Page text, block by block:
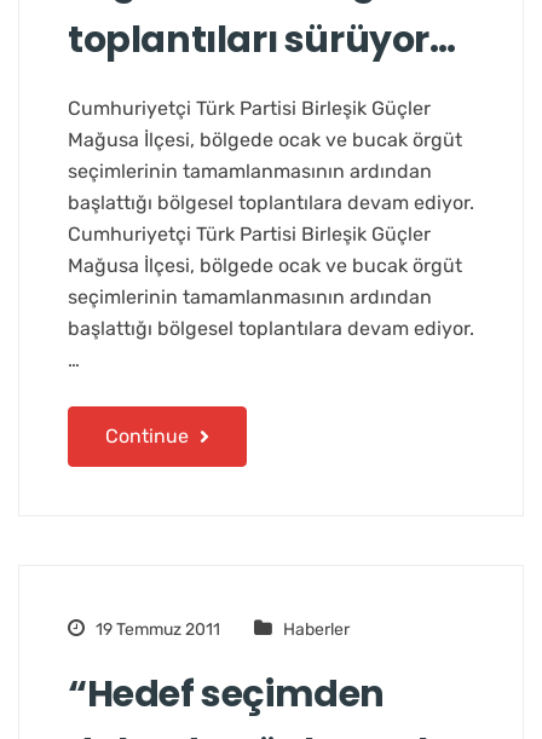
toplantıları sürüyor…
Cumhuriyetçi Türk Partisi Birleşik Güçler
Mağusa İlçesi, bölgede ocak ve bucak örgüt
seçimlerinin tamamlanmasının ardından
başlattığı bölgesel toplantılara devam ediyor.
Cumhuriyetçi Türk Partisi Birleşik Güçler
Mağusa İlçesi, bölgede ocak ve bucak örgüt
seçimlerinin tamamlanmasının ardından
başlattığı bölgesel toplantılara devam ediyor.
…
Continue
19 Temmuz 2011 Haberler
“Hedef seçimden